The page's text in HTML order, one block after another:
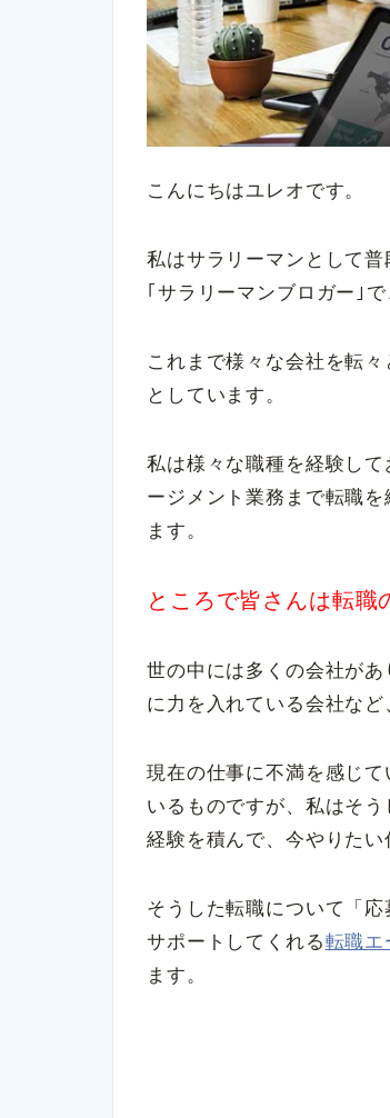
こんにちはユレオです。
私はサラリーマンとして
｢サラリーマンブロガー｣
これまで様々な会社を転
としています。
私は様々な職種を経験し
ージメント業務まで転職
ます。
ところで皆さんは転職
世の中には多くの会社が
に力を入れている会社な
現在の仕事に不満を感じ
いるものですが、私はそ
経験を積んで、今やりたい
そうした転職について「
サポートしてくれる転職エ
ます。